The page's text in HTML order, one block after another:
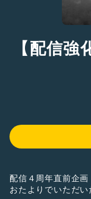
【配信
配信４周年直前企画
おたよりでいただ